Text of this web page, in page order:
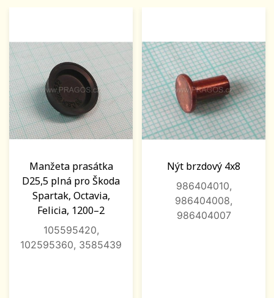
Manžeta prasátka
D25,5 plná pro Škoda
Spartak, Octavia,
Felicia, 1200–2
105595420,
102595360, 3585439
Nýt brzdový 4x8
986404010,
986404008,
986404007